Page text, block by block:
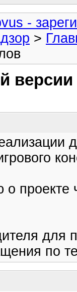
-
>
проекте
для
по